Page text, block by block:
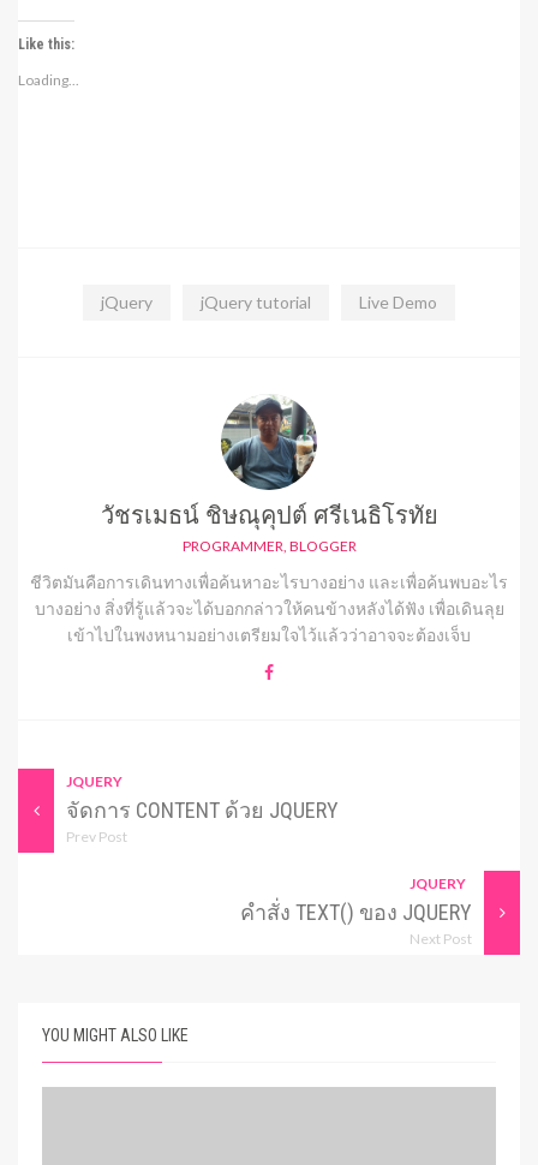
Like this:
Loading...
jQuery jQuery tutorial Live Demo
วัชรเมธน์ ชิษณุคุปต์ ศรีเนธิโรทัย
PROGRAMMER, BLOGGER
ชีวิตมันคือการเดินทางเพื่อค้นหาอะไรบางอย่าง และเพื่อค้นพบอะไร
บางอย่าง สิ่งที่รู้แล้วจะได้บอกกล่าวให้คนข้างหลังได้ฟัง เพื่อเดินลุย
เข้าไปในพงหนามอย่างเตรียมใจไว้แล้วว่าอาจจะต้องเจ็บ
JQUERY
จัดการ CONTENT ด้วย JQUERY
Prev Post
JQUERY
คำสั่ง TEXT() ของ JQUERY
Next Post
YOU MIGHT ALSO LIKE